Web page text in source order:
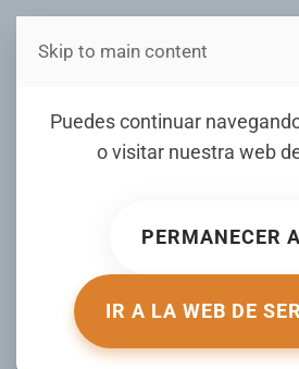
Estás en
Puedes continuar
o visitar nuestra web
PERMANECER
IR A LA WEB DE
Skip to main content
Irán negocia
agresión israelí